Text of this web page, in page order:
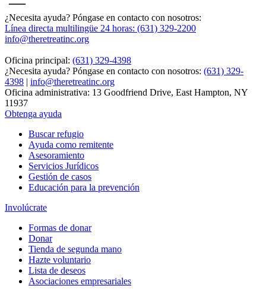
¿Necesita ayuda? Póngase en contacto con nosotros:
Línea directa multilingüe 24 horas: (631) 329-2200
info@theretreatinc.org
Oficina principal: (631) 329-4398
¿Necesita ayuda? Póngase en contacto con nosotros: (631) 329-
4398 | info@theretreatinc.org
Oficina administrativa: 13 Goodfriend Drive, East Hampton, NY
11937
Obtenga ayuda
Buscar refugio
Ayuda como remitente
Asesoramiento
Servicios Jurídicos
Gestión de casos
Educación para la prevención
Involúcrate
Formas de donar
Donar
Tienda de segunda mano
Hazte voluntario
Lista de deseos
Asociaciones empresariales